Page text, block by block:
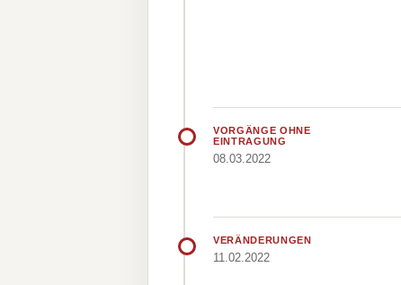
VORGÄNGE OHNE
EINTRAGUNG
08.03.2022
VERÄNDERUNGEN
11.02.2022